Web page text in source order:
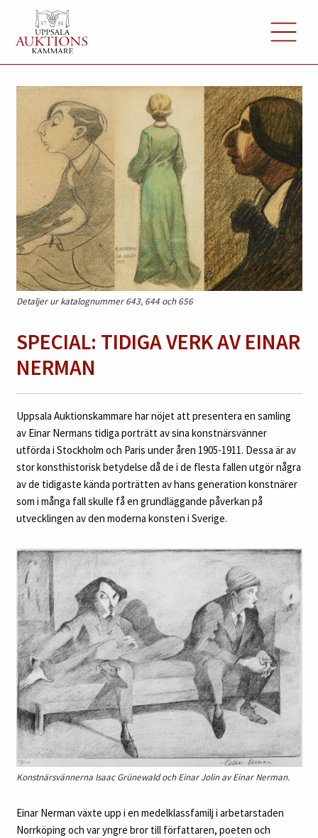
Detaljer ur katalognummer 643, 644 och 656
SPECIAL: TIDIGA VERK AV EINAR
NERMAN
Uppsala Auktionskammare har nöjet att presentera en samling
av Einar Nermans tidiga porträtt av sina konstnärsvänner
utförda i Stockholm och Paris under åren 1905-1911. Dessa är av
stor konsthistorisk betydelse då de i de flesta fallen utgör några
av de tidigaste kända porträtten av hans generation konstnärer
som i många fall skulle få en grundläggande påverkan på
utvecklingen av den moderna konsten i Sverige.
Konstnärsvännerna Isaac Grünewald och Einar Jolin av Einar Nerman.
Einar Nerman växte upp i en medelklassfamilj i arbetarstaden
Norrköping och var yngre bror till författaren, poeten och